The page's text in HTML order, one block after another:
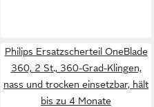
Philips Ersatzscherteil OneBlade
360, 2 St., 360-Grad-Klingen,
nass und trocken einsetzbar, hält
bis zu 4 Monate